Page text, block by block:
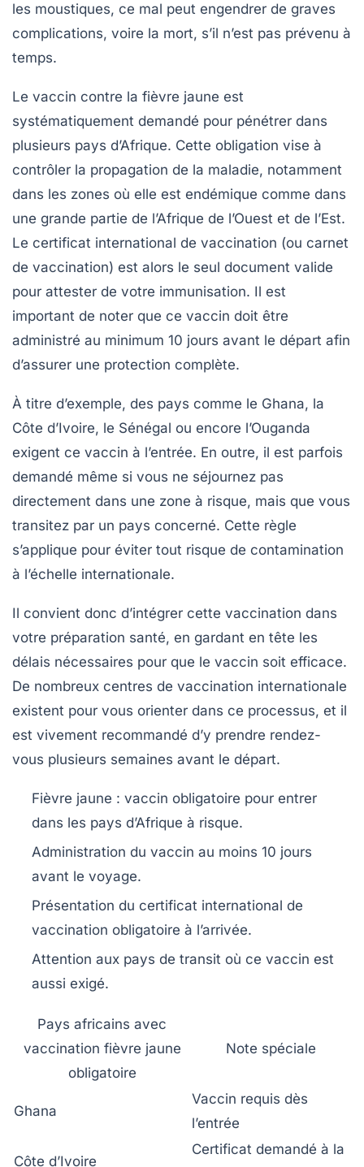
les moustiques, ce mal peut engendrer de graves
complications, voire la mort, s’il n’est pas prévenu à
temps.
Le vaccin contre la fièvre jaune est
systématiquement demandé pour pénétrer dans
plusieurs pays d’Afrique. Cette obligation vise à
contrôler la propagation de la maladie, notamment
dans les zones où elle est endémique comme dans
une grande partie de l’Afrique de l’Ouest et de l’Est.
Le certificat international de vaccination (ou carnet
de vaccination) est alors le seul document valide
pour attester de votre immunisation. Il est
important de noter que ce vaccin doit être
administré au minimum 10 jours avant le départ afin
d’assurer une protection complète.
À titre d’exemple, des pays comme le Ghana, la
Côte d’Ivoire, le Sénégal ou encore l’Ouganda
exigent ce vaccin à l’entrée. En outre, il est parfois
demandé même si vous ne séjournez pas
directement dans une zone à risque, mais que vous
transitez par un pays concerné. Cette règle
s’applique pour éviter tout risque de contamination
à l’échelle internationale.
Il convient donc d’intégrer cette vaccination dans
votre préparation santé, en gardant en tête les
délais nécessaires pour que le vaccin soit efficace.
De nombreux centres de vaccination internationale
existent pour vous orienter dans ce processus, et il
est vivement recommandé d’y prendre rendez-
vous plusieurs semaines avant le départ.
Fièvre jaune : vaccin obligatoire pour entrer
dans les pays d’Afrique à risque.
Administration du vaccin au moins 10 jours
avant le voyage.
Présentation du certificat international de
vaccination obligatoire à l’arrivée.
Attention aux pays de transit où ce vaccin est
aussi exigé.
Pays africains avec
vaccination fièvre jaune
obligatoire
Note spéciale
Ghana
Vaccin requis dès
l’entrée
Côte d’Ivoire
Certificat demandé à la